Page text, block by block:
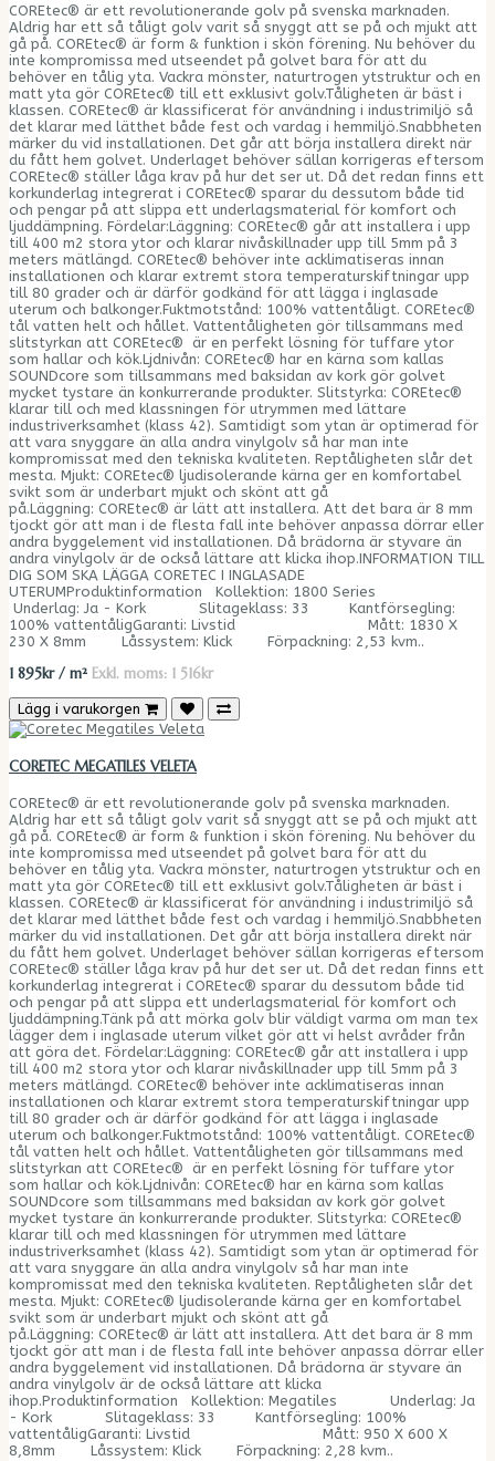
COREtec® är ett revolutionerande golv på svenska marknaden.
Aldrig har ett så tåligt golv varit så snyggt att se på och mjukt att
gå på. COREtec® är form & funktion i skön förening. Nu behöver du
inte kompromissa med utseendet på golvet bara för att du
behöver en tålig yta. Vackra mönster, naturtrogen ytstruktur och en
matt yta gör COREtec® till ett exklusivt golv.Tåligheten är bäst i
klassen. COREtec® är klassificerat för användning i industrimiljö så
det klarar med lätthet både fest och vardag i hemmiljö.Snabbheten
märker du vid installationen. Det går att börja installera direkt när
du fått hem golvet. Underlaget behöver sällan korrigeras eftersom
COREtec® ställer låga krav på hur det ser ut. Då det redan finns ett
korkunderlag integrerat i COREtec® sparar du dessutom både tid
och pengar på att slippa ett underlagsmaterial för komfort och
ljuddämpning. Fördelar:Läggning: COREtec® går att installera i upp
till 400 m2 stora ytor och klarar nivåskillnader upp till 5mm på 3
meters mätlängd. COREtec® behöver inte acklimatiseras innan
installationen och klarar extremt stora temperaturskiftningar upp
till 80 grader och är därför godkänd för att lägga i inglasade
uterum och balkonger.Fuktmotstånd: 100% vattentåligt. COREtec®
tål vatten helt och hållet. Vattentåligheten gör tillsammans med
slitstyrkan att COREtec® är en perfekt lösning för tuffare ytor
som hallar och kök.Ljdnivån: COREtec® har en kärna som kallas
SOUNDcore som tillsammans med baksidan av kork gör golvet
mycket tystare än konkurrerande produkter. Slitstyrka: COREtec®
klarar till och med klassningen för utrymmen med lättare
industriverksamhet (klass 42). Samtidigt som ytan är optimerad för
att vara snyggare än alla andra vinylgolv så har man inte
kompromissat med den tekniska kvaliteten. Reptåligheten slår det
mesta. Mjukt: COREtec® ljudisolerande kärna ger en komfortabel
svikt som är underbart mjukt och skönt att gå
på.Läggning: COREtec® är lätt att installera. Att det bara är 8 mm
tjockt gör att man i de flesta fall inte behöver anpassa dörrar eller
andra byggelement vid installationen. Då brädorna är styvare än
andra vinylgolv är de också lättare att klicka ihop.INFORMATION TILL
DIG SOM SKA LÄGGA CORETEC I INGLASADE
UTERUMProduktinformation Kollektion: 1800 Series
Underlag: Ja - Kork Slitageklass: 33 Kantförsegling:
100% vattentåligGaranti: Livstid Mått: 1830 X
230 X 8mm Låssystem: Klick Förpackning: 2,53 kvm..
1 895kr / m² Exkl. moms: 1 516kr
Lägg i varukorgen
CORETEC MEGATILES VELETA
COREtec® är ett revolutionerande golv på svenska marknaden.
Aldrig har ett så tåligt golv varit så snyggt att se på och mjukt att
gå på. COREtec® är form & funktion i skön förening. Nu behöver du
inte kompromissa med utseendet på golvet bara för att du
behöver en tålig yta. Vackra mönster, naturtrogen ytstruktur och en
matt yta gör COREtec® till ett exklusivt golv.Tåligheten är bäst i
klassen. COREtec® är klassificerat för användning i industrimiljö så
det klarar med lätthet både fest och vardag i hemmiljö.Snabbheten
märker du vid installationen. Det går att börja installera direkt när
du fått hem golvet. Underlaget behöver sällan korrigeras eftersom
COREtec® ställer låga krav på hur det ser ut. Då det redan finns ett
korkunderlag integrerat i COREtec® sparar du dessutom både tid
och pengar på att slippa ett underlagsmaterial för komfort och
ljuddämpning.Tänk på att mörka golv blir väldigt varma om man tex
lägger dem i inglasade uterum vilket gör att vi helst avråder från
att göra det. Fördelar:Läggning: COREtec® går att installera i upp
till 400 m2 stora ytor och klarar nivåskillnader upp till 5mm på 3
meters mätlängd. COREtec® behöver inte acklimatiseras innan
installationen och klarar extremt stora temperaturskiftningar upp
till 80 grader och är därför godkänd för att lägga i inglasade
uterum och balkonger.Fuktmotstånd: 100% vattentåligt. COREtec®
tål vatten helt och hållet. Vattentåligheten gör tillsammans med
slitstyrkan att COREtec® är en perfekt lösning för tuffare ytor
som hallar och kök.Ljdnivån: COREtec® har en kärna som kallas
SOUNDcore som tillsammans med baksidan av kork gör golvet
mycket tystare än konkurrerande produkter. Slitstyrka: COREtec®
klarar till och med klassningen för utrymmen med lättare
industriverksamhet (klass 42). Samtidigt som ytan är optimerad för
att vara snyggare än alla andra vinylgolv så har man inte
kompromissat med den tekniska kvaliteten. Reptåligheten slår det
mesta. Mjukt: COREtec® ljudisolerande kärna ger en komfortabel
svikt som är underbart mjukt och skönt att gå
på.Läggning: COREtec® är lätt att installera. Att det bara är 8 mm
tjockt gör att man i de flesta fall inte behöver anpassa dörrar eller
andra byggelement vid installationen. Då brädorna är styvare än
andra vinylgolv är de också lättare att klicka
ihop.Produktinformation Kollektion: Megatiles Underlag: Ja
- Kork Slitageklass: 33 Kantförsegling: 100%
vattentåligGaranti: Livstid Mått: 950 X 600 X
8,8mm Låssystem: Klick Förpackning: 2,28 kvm​..